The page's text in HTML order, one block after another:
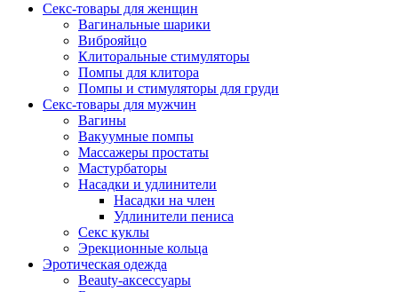
Секс-товары для женщин
Вагинальные шарики
Виброяйцо
Клиторальные стимуляторы
Помпы для клитора
Помпы и стимуляторы для груди
Секс-товары для мужчин
Вагины
Вакуумные помпы
Массажеры простаты
Мастурбаторы
Насадки и удлинители
Насадки на член
Удлинители пениса
Секс куклы
Эрекционные кольца
Эротическая одежда
Beauty-аксессуары